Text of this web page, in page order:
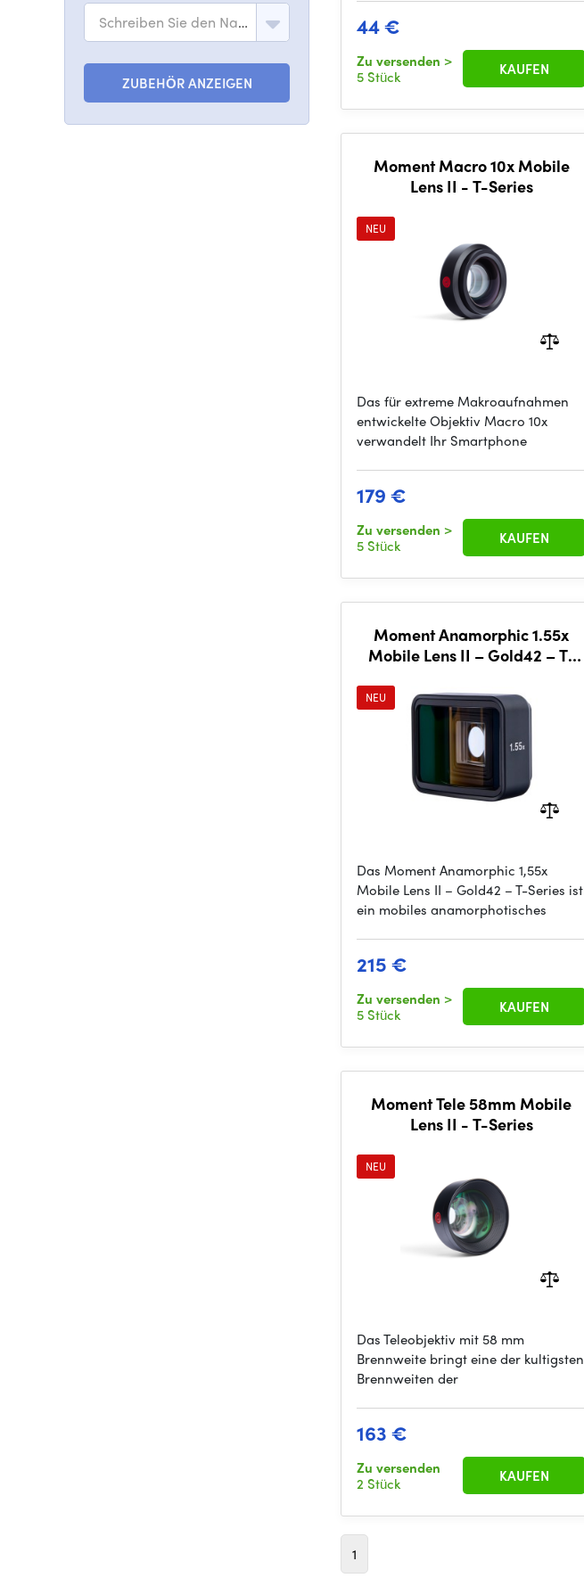
Schreiben Sie den Namen des Modells
ZUBEHÖR ANZEIGEN
44 €
Zu versenden >
5 Stück
KAUFEN
Moment Macro 10x Mobile
Lens II - T-Series
NEU
Das für extreme Makroaufnahmen
entwickelte Objektiv Macro 10x
verwandelt Ihr Smartphone
179 €
Zu versenden >
5 Stück
KAUFEN
Moment Anamorphic 1.55x
Mobile Lens II – Gold42 – T-
NEU
Das Moment Anamorphic 1,55x
Mobile Lens II – Gold42 – T-Series ist
ein mobiles anamorphotisches
215 €
Zu versenden >
5 Stück
KAUFEN
Moment Tele 58mm Mobile
Lens II - T-Series
NEU
Das Teleobjektiv mit 58 mm
Brennweite bringt eine der kultigsten
Brennweiten der
163 €
Zu versenden
2 Stück
KAUFEN
1